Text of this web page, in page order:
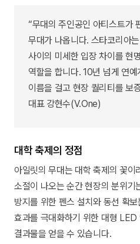
“무대의 주인공인 아티스트가
무대가 나옵니다. 스타코리아
사이의 미세한 입장 차이를 현
역할을 합니다. 10년 넘게 연예
이름을 걸고 현장 퀄리티를 보
대표 강현수(V.One)
대학 축제의 정점
아일릿의 무대는 대학 축제의 꽃이
소절이 나오는 순간 현장의 분위기
방지를 위한 펜스 설치와 동선 확
효과를 극대화하기 위한 대형 LED
결과물을 얻을 수 있습니다.